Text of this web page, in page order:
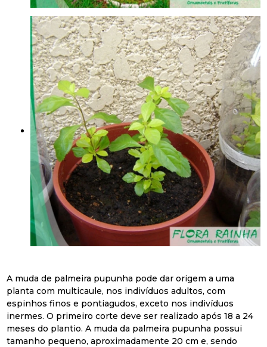
A muda de palmeira pupunha pode dar origem a uma
planta com multicaule, nos indivíduos adultos, com
espinhos finos e pontiagudos, exceto nos indivíduos
inermes. O primeiro corte deve ser realizado após 18 a 24
meses do plantio. A muda da palmeira pupunha possui
tamanho pequeno, aproximadamente 20 cm e, sendo